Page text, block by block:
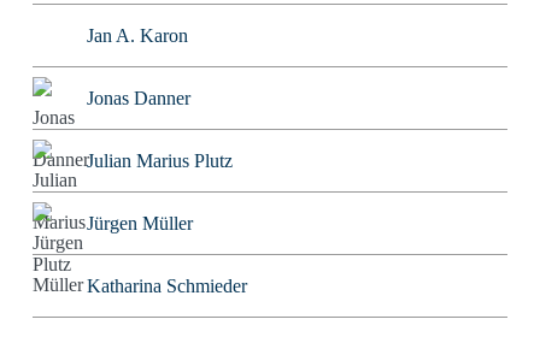
Jan A. Karon
Jonas Danner
Julian Marius Plutz
Jürgen Müller
Katharina Schmieder